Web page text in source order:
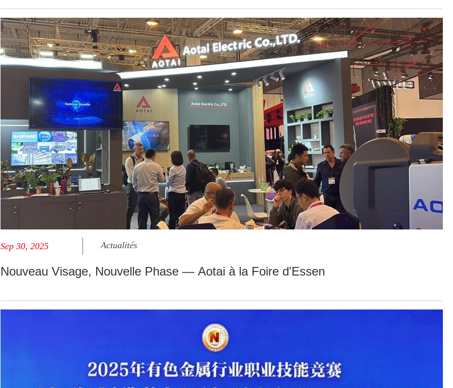
Sep 30, 2025 Actualités
Nouveau Visage, Nouvelle Phase — Aotai à la Foire d'Essen